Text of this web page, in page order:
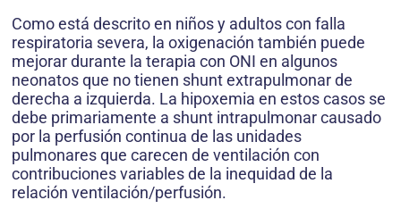
Como está descrito en niños y adultos con falla
respiratoria severa, la oxigenación también puede
mejorar durante la terapia con ONI en algunos
neonatos que no tienen shunt extrapulmonar de
derecha a izquierda. La hipoxemia en estos casos se
debe primariamente a shunt intrapulmonar causado
por la perfusión continua de las unidades
pulmonares que carecen de ventilación con
contribuciones variables de la inequidad de la
relación ventilación/perfusión.